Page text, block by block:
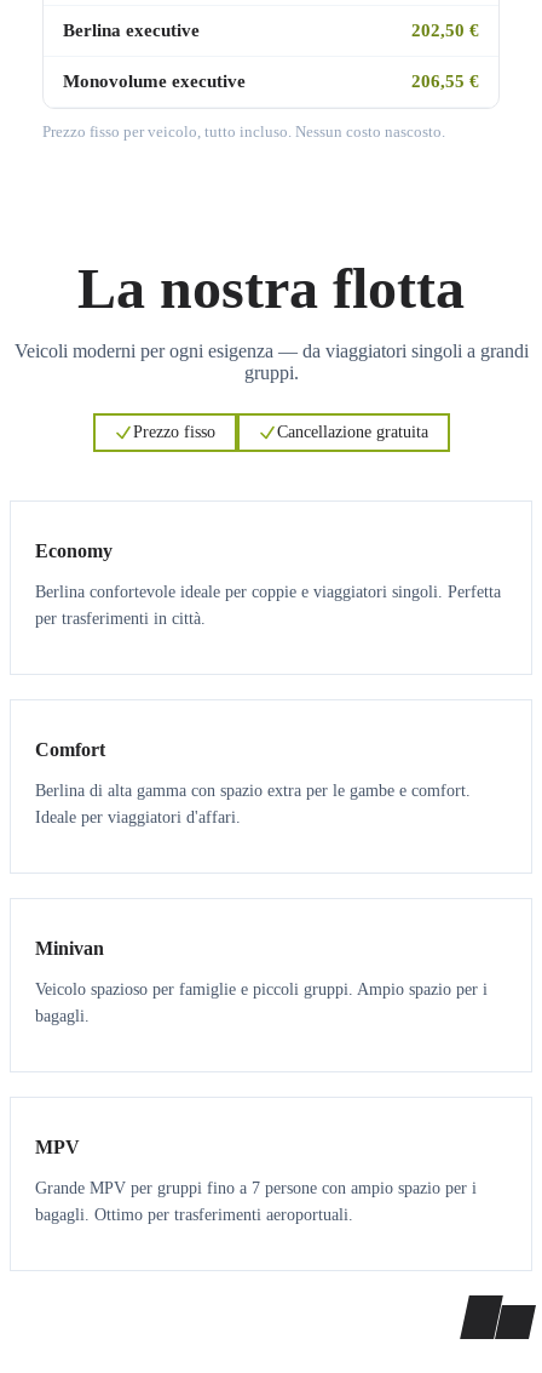
Berlina executive 202,50 €
Monovolume executive 206,55 €
Prezzo fisso per veicolo, tutto incluso. Nessun costo nascosto.
La nostra flotta
Veicoli moderni per ogni esigenza — da viaggiatori singoli a grandi
gruppi.
Prezzo fisso Cancellazione gratuita
Economy
Berlina confortevole ideale per coppie e viaggiatori singoli. Perfetta
per trasferimenti in città.
3 3
Comfort
Berlina di alta gamma con spazio extra per le gambe e comfort.
Ideale per viaggiatori d'affari.
6 5
Minivan
Veicolo spazioso per famiglie e piccoli gruppi. Ampio spazio per i
bagagli.
7 7
MPV
Grande MPV per gruppi fino a 7 persone con ampio spazio per i
bagagli. Ottimo per trasferimenti aeroportuali.